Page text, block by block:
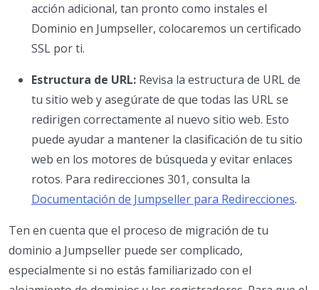
acción adicional, tan pronto como instales el
Dominio en Jumpseller, colocaremos un certificado
SSL por ti.
Estructura de URL: Revisa la estructura de URL de
tu sitio web y asegúrate de que todas las URL se
redirigen correctamente al nuevo sitio web. Esto
puede ayudar a mantener la clasificación de tu sitio
web en los motores de búsqueda y evitar enlaces
rotos. Para redirecciones 301, consulta la
Documentación de Jumpseller para Redirecciones.
Ten en cuenta que el proceso de migración de tu
dominio a Jumpseller puede ser complicado,
especialmente si no estás familiarizado con el